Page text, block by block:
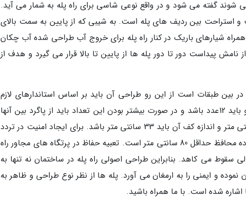
گفته می شود و در واقع نوعی شاسی برای راه پله به شمار می آید.
استراحت بین ردیف های پله است. به شیبی که از پایین به سمت بالای
شیارهای باریک در کنار راه پله برای خروج آب طراحی شده آب چکان
نامش پیداست دور تا دور پله ها از پایین تا بالا قرار می گیرد و هدف از
بین طبقات است از این رو طراحی آن باید بر اساس استاندارهای لازم
صورت گیرد. حدبیشتر پله های متوالی در هر بازو باید 12عدد باشد و در صورت بیشتر بودن این تعداد باید از پاگرد بین آنها
استفاده کرد. ارتفاع استاندارد برای پله نیز 18 سانتی متر و اندازه کف آن باید 33 سانتی متر باشد. برای ایجاد امنیت در تردد
بین راه پله ها از نرده استفاده می شود. ارتفاع نرده محافظ حداقل 80 سانتی متر است. تعبیه حفاظ در پرتگاه های مجاور راه
سقوط می کاهد. بنابراین طراحی اصولی راه پله در ساختمان نه تنها به
نموده و ایمنی را به ارمغان می آورد. پله ها از نظر نوع طراحی و ظاهر به
اشاره شده است. با ما همراه باشید.